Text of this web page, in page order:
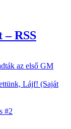
– RSS
az első GM
Lájf! (Saját
#2